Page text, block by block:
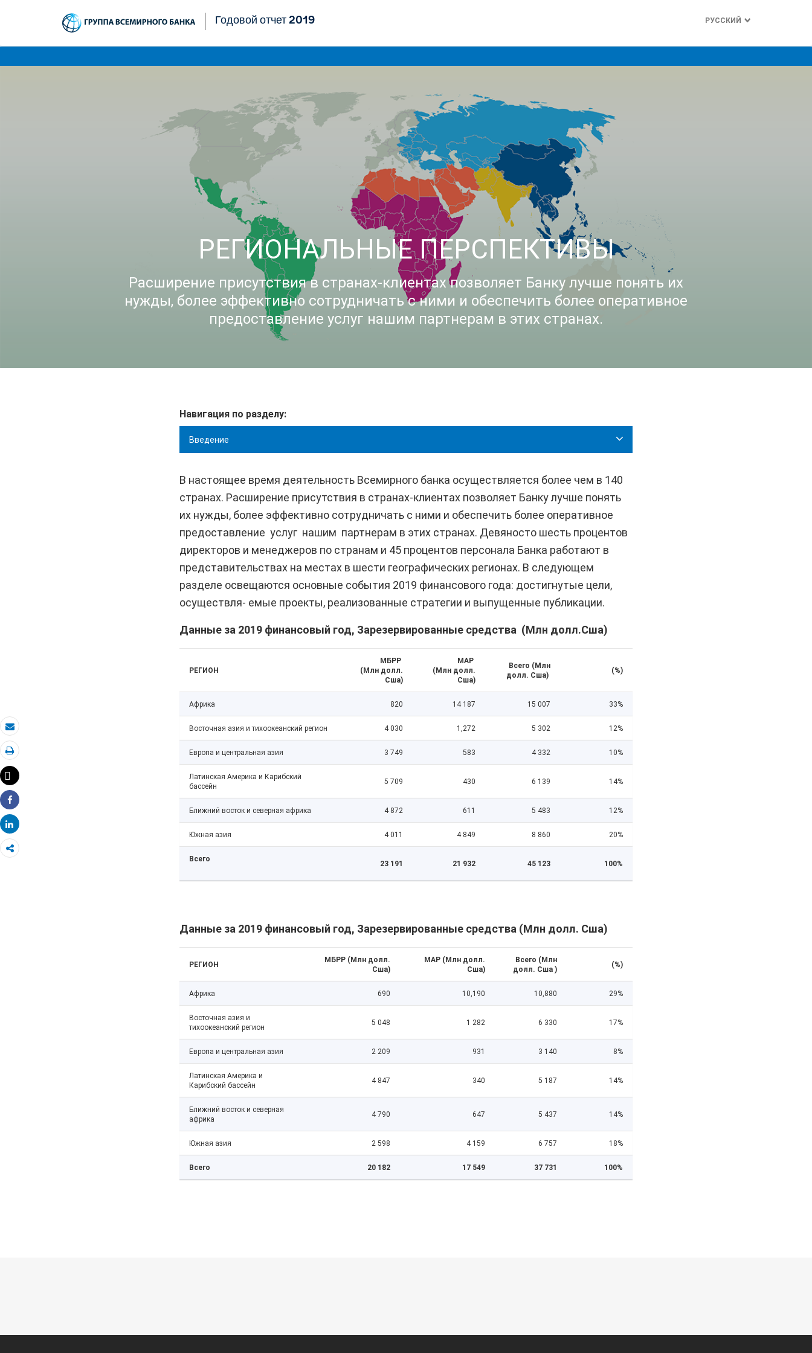
Годовой отчет 2019 РУССКИЙ
РЕГИОНАЛЬНЫЕ ПЕРСПЕКТИВЫ
Расширение присутствия в странах-клиентах позволяет Банку лучше понять их
нужды, более эффективно сотрудничать с ними и обеспечить более оперативное
предоставление услуг нашим партнерам в этих странах.
Электронная почта
Распечатать
Tweet
Share
Share
Навигация по разделу:
Введение
В настоящее время деятельность Всемирного банка осуществляется более чем в 140
странах. Расширение присутствия в странах-клиентах позволяет Банку лучше понять
их нужды, более эффективно сотрудничать с ними и обеспечить более оперативное
предоставление услуг нашим партнерам в этих странах. Девяносто шесть процентов
директоров и менеджеров по странам и 45 процентов персонала Банка работают в
представительствах на местах в шести географических регионах. В следующем
разделе освещаются основные события 2019 финансового года: достигнутые цели,
осуществля- емые проекты, реализованные стратегии и выпущенные публикации.
Данные за 2019 финансовый год, Зарезервированные средства (Млн долл.Сша)
РЕГИОН
МБРР
(Млн долл.
Сша)
МАР
(Млн долл.
Сша)
Всего (Млн
долл. Сша)
(%)
Африка 820 14 187 15 007 33%
Восточная азия и тихоокеанский регион 4 030 1,272 5 302 12%
Европа и центральная азия 3 749 583 4 332 10%
Латинская Америка и Карибский
бассейн
5 709 430 6 139 14%
Ближний восток и северная африка 4 872 611 5 483 12%
Южная азия 4 011 4 849 8 860 20%
Всего
23 191 21 932 45 123 100%
Данные за 2019 финансовый год, Зарезервированные средства (Млн долл. Сша)
РЕГИОН
МБРР (Млн долл.
Сша)
МАР (Млн долл.
Сша)
Всего (Млн
долл. Сша )
(%)
Африка 690 10,190 10,880 29%
Восточная азия и
тихоокеанский регион
5 048 1 282 6 330 17%
Европа и центральная азия 2 209 931 3 140 8%
Латинская Америка и
Карибский бассейн
4 847 340 5 187 14%
Ближний восток и северная
африка
4 790 647 5 437 14%
Южная азия 2 598 4 159 6 757 18%
Всего 20 182 17 549 37 731 100%